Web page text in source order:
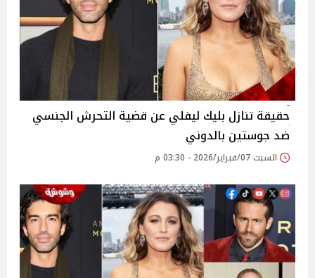
حقيقة تنازل بليك ليفلي عن قضية التحرش الجنسي
ضد جوستين بالدوني
السبت 07/فبراير/2026 - 03:30 م